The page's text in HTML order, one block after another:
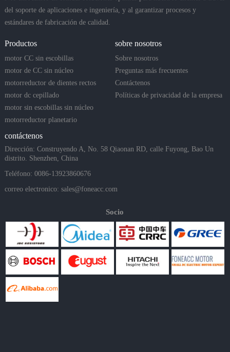
del soporte de aplicaciones e ingeniería, y al garantizar procesos y
estándares de fabricación de calidad.
Productos
motor CC sin escobillas
motor de CC sin núcleo
motorreductor de dientes rectos
motor dc cepillado
motor sin escobillas sin núcleo
motorreductor planetario
sobre nosotros
Sobre nosotros
Preguntas más frecuentes
Contáctenos
Políticas de privacidad de la empresa
contáctenos
Dirección: Construyendo A, No. 58 Qiaonan RD, calle Fuyong, Bao Un
distrito. Shenzhen, China
Teléfono: 0086-13923860676
correo electronico: sales@foneacc.com
Socio